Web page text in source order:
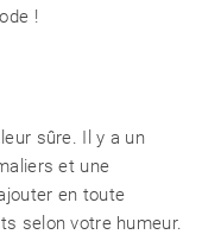
!
sûre. Il y a un
et une
en toute
selon votre humeur.